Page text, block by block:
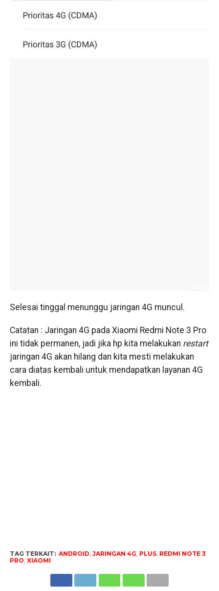
Selesai tinggal menunggu jaringan 4G muncul.
Catatan : Jaringan 4G pada Xiaomi Redmi Note 3 Pro
ini tidak permanen, jadi jika hp kita melakukan restart
jaringan 4G akan hilang dan kita mesti melakukan
cara diatas kembali untuk mendapatkan layanan 4G
kembali.
TAG TERKAIT: ANDROID JARINGAN 4G PLUS, REDMI NOTE 3
PRO XIAOMI